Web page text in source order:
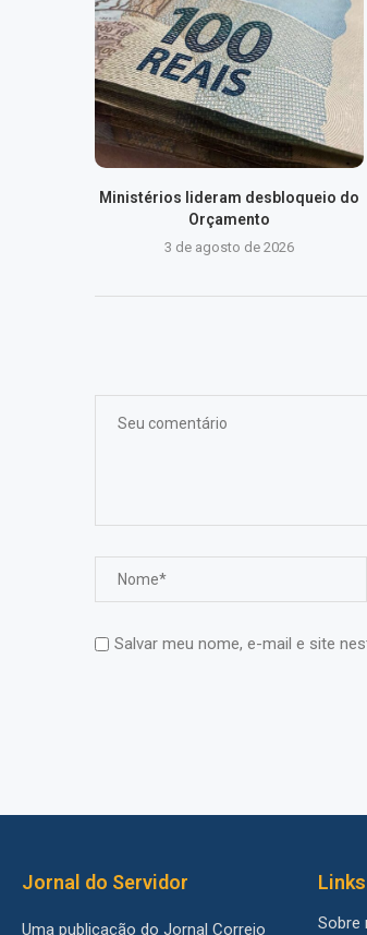
Ministérios lideram desbloqueio do
Orçamento
3 de agosto de 2026
Salvar meu nome, e-mail e site
Jornal do Servidor
Uma publicação do Jornal Correio
Links
Sobre